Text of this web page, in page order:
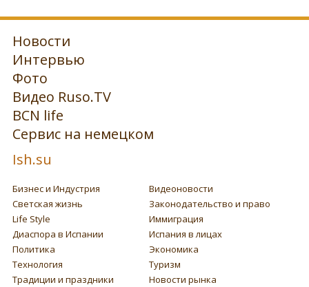
Новости
Интервью
Фото
Видео Ruso.TV
BCN life
Сервис на немецком
Ish.su
Бизнес и Индустрия
Видеоновости
Светская жизнь
Законодательство и право
Life Style
Иммиграция
Диаспора в Испании
Испания в лицах
Политика
Экономика
Технология
Туризм
Традиции и праздники
Новости рынка